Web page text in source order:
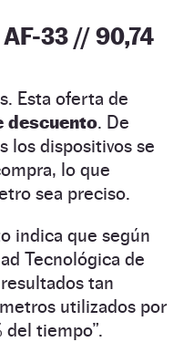
33 // 90,74
Esta oferta de
descuento. De
los dispositivos se
lo que
sea preciso.
indica que según
Tecnológica de
tan
utilizados por
del tiempo”.